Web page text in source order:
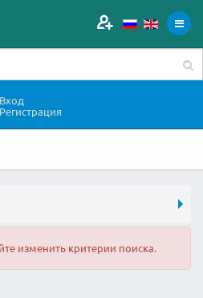
Вход
Регистрация
изменить критерии поиска.